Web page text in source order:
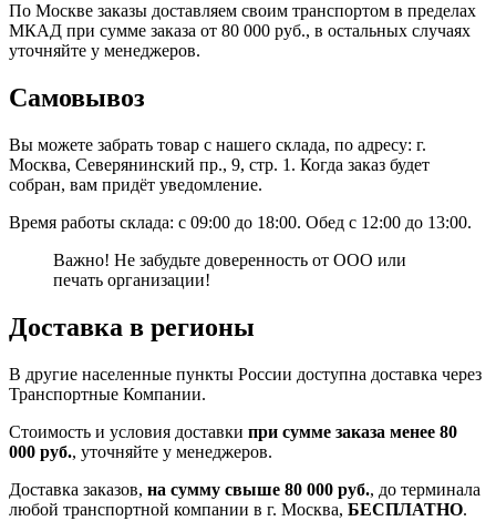
По Москве заказы доставляем своим транспортом в пределах
МКАД при сумме заказа от 80 000 руб., в остальных случаях
уточняйте у менеджеров.
Самовывоз
Вы можете забрать товар с нашего склада, по адресу: г.
Москва, Северянинский пр., 9, стр. 1. Когда заказ будет
собран, вам придёт уведомление.
Время работы склада: с 09:00 до 18:00. Обед с 12:00 до 13:00.
Важно! Не забудьте доверенность от ООО или
печать организации!
Доставка в регионы
В другие населенные пункты России доступна доставка через
Транспортные Компании.
Стоимость и условия доставки при сумме заказа менее 80
000 руб., уточняйте у менеджеров.
Доставка заказов, на сумму свыше 80 000 руб., до терминала
любой транспортной компании в г. Москва, БЕСПЛАТНО.